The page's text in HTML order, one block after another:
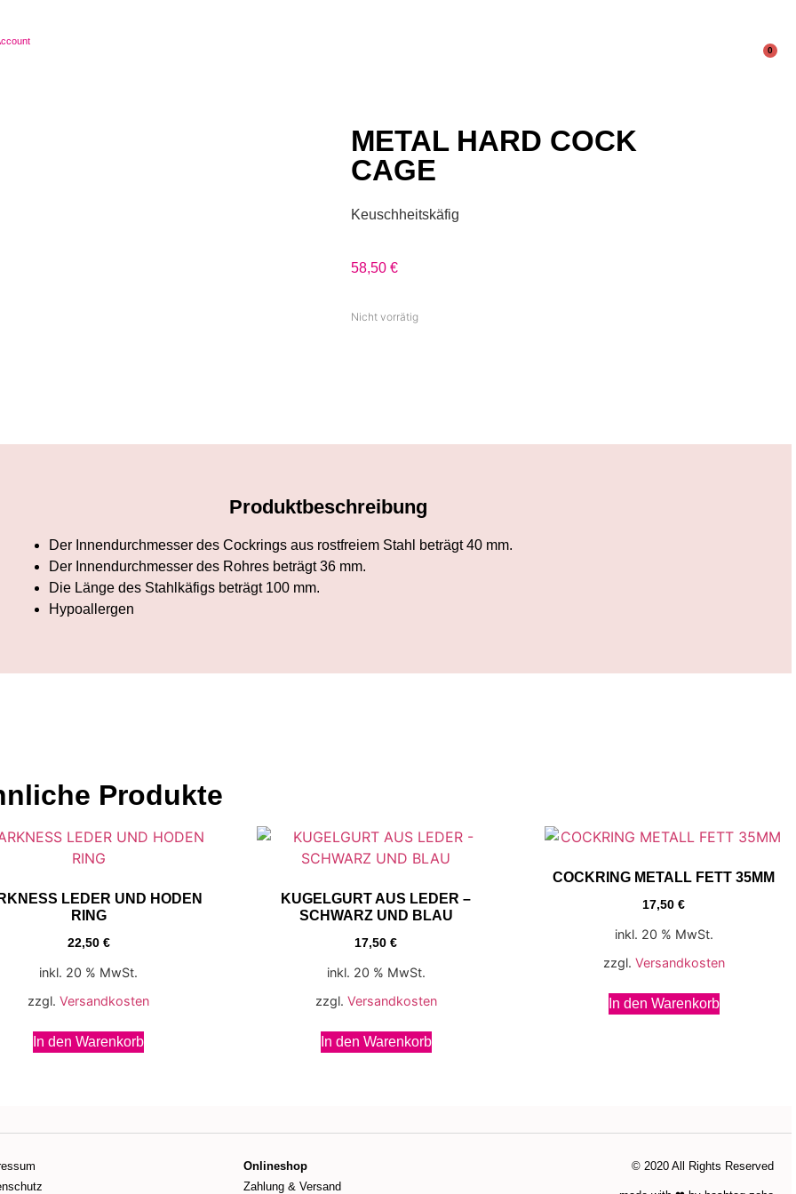
0
METAL HARD COCK
CAGE
Keuschheitskäfig
58,50 €
Nicht vorrätig
Produktbeschreibung
Der Innendurchmesser des Cockrings aus rostfreiem Stahl beträgt 40 mm.
Der Innendurchmesser des Rohres beträgt 36 mm.
Die Länge des Stahlkäfigs beträgt 100 mm.
Hypoallergen
Produkte
LEDER UND HODEN
RING
22,50 €
inkl. 20 % MwSt.
zzgl.Versandkosten
In den Warenkorb
KUGELGURT AUS LEDER –
SCHWARZ UND BLAU
17,50€
inkl. 20 % MwSt.
zzgl. Versandkosten
In den Warenkorb
COCKRING METALL FETT 35MM
17,50€
inkl. 20 % MwSt.
zzgl. Versandkosten
In den Warenkorb
Onlineshop
Zahlung & Versand
© 2020 All Rights Reserved